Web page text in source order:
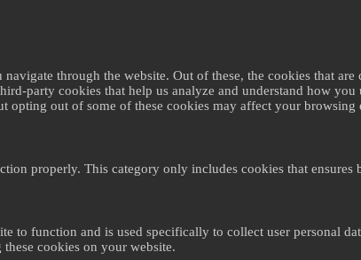
through the website. Out of these, the cookies that
party cookies that help us analyze and understand how
opting out of some of these cookies may affect your browsing
properly. This category only includes cookies that
to function and is used specifically to collect user personal
cookies on your website.